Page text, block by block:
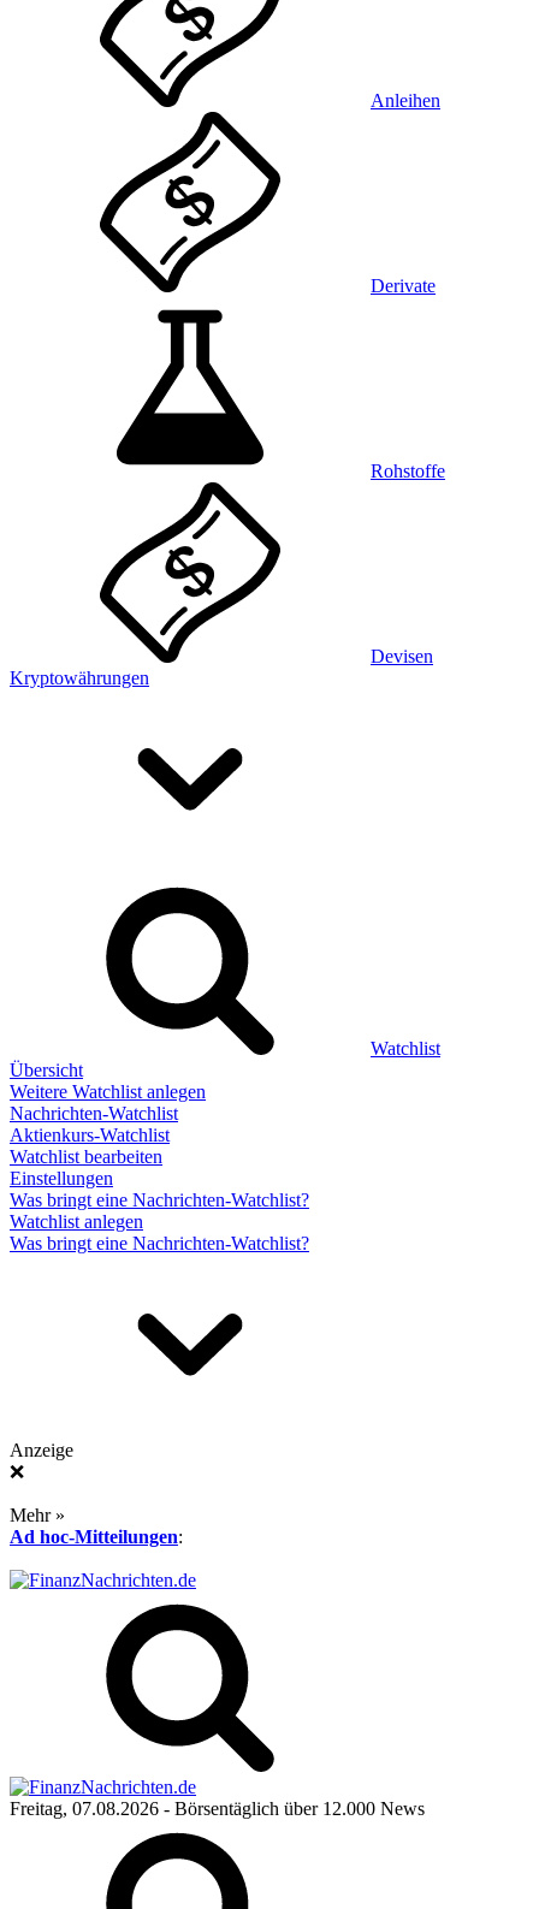
Anleihen
Derivate
Rohstoffe
Devisen
Kryptowährungen
Watchlist
Übersicht
Weitere Watchlist anlegen
Nachrichten-Watchlist
Aktienkurs-Watchlist
Watchlist bearbeiten
Einstellungen
Was bringt eine Nachrichten-Watchlist?
Watchlist anlegen
Was bringt eine Nachrichten-Watchlist?
Anzeige
❌
Mehr »
Ad hoc-Mitteilungen:
Freitag, 07.08.2026 - Börsentäglich über 12.000 News